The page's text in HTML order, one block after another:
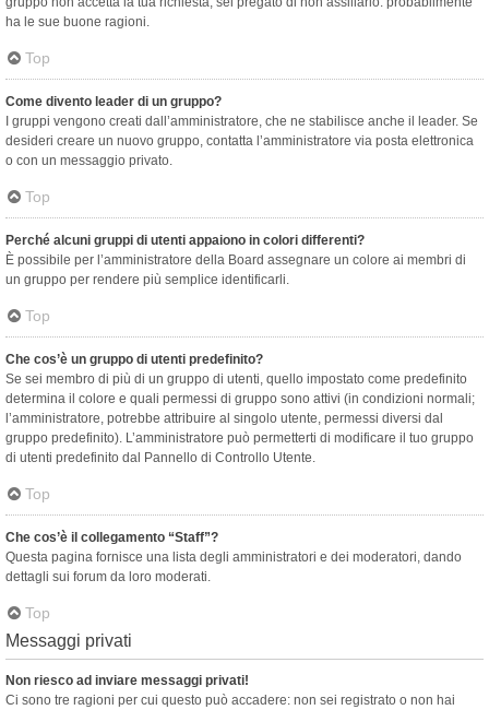
ha le sue buone ragioni.
Top
Come divento leader di un gruppo?
I gruppi vengono creati dall’amministratore, che ne stabilisce anche il leader. Se
desideri creare un nuovo gruppo, contatta l’amministratore via posta elettronica
o con un messaggio privato.
Top
Perché alcuni gruppi di utenti appaiono in colori differenti?
È possibile per l’amministratore della Board assegnare un colore ai membri di
un gruppo per rendere più semplice identificarli.
Top
Che cos’è un gruppo di utenti predefinito?
Se sei membro di più di un gruppo di utenti, quello impostato come predefinito
determina il colore e quali permessi di gruppo sono attivi (in condizioni normali;
l’amministratore, potrebbe attribuire al singolo utente, permessi diversi dal
gruppo predefinito). L’amministratore può permetterti di modificare il tuo gruppo
di utenti predefinito dal Pannello di Controllo Utente.
Top
Che cos’è il collegamento “Staff”?
Questa pagina fornisce una lista degli amministratori e dei moderatori, dando
dettagli sui forum da loro moderati.
Top
Messaggi privati
Non riesco ad inviare messaggi privati!
Ci sono tre ragioni per cui questo può accadere: non sei registrato o non hai